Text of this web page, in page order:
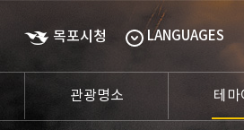
목포시청 LANGUAGES
관광명소 테마